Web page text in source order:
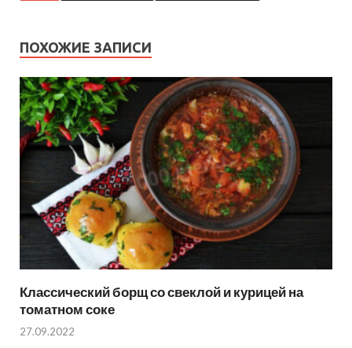
ПОХОЖИЕ ЗАПИСИ
Классический борщ со свеклой и курицей на
томатном соке
27.09.2022